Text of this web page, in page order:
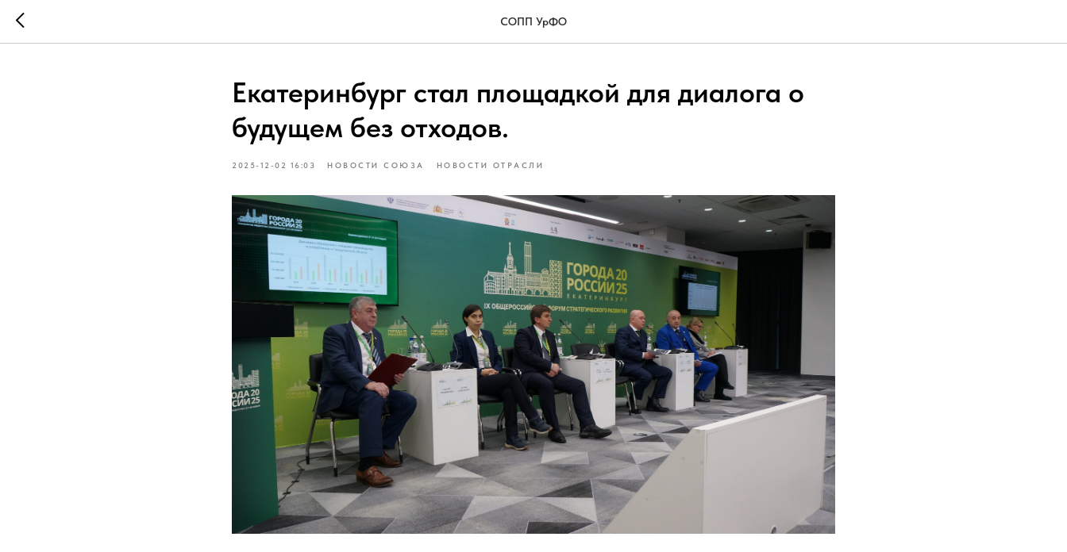
СОПП УрФО
Екатеринбург стал площадкой для диалога о
будущем без отходов.
2025-12-02 16:03 НОВОСТИ СОЮЗА НОВОСТИ ОТРАСЛИ